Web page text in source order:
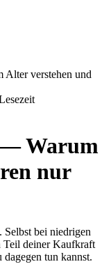
Warum
nur
bei niedrigen
Teil deiner Kaufkraft
tun kannst.